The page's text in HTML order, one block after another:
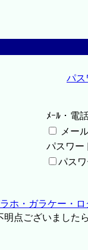
パス
ﾒｰﾙ・電
メー
パスワー
パス
ホ・ガラケー・
点ございました